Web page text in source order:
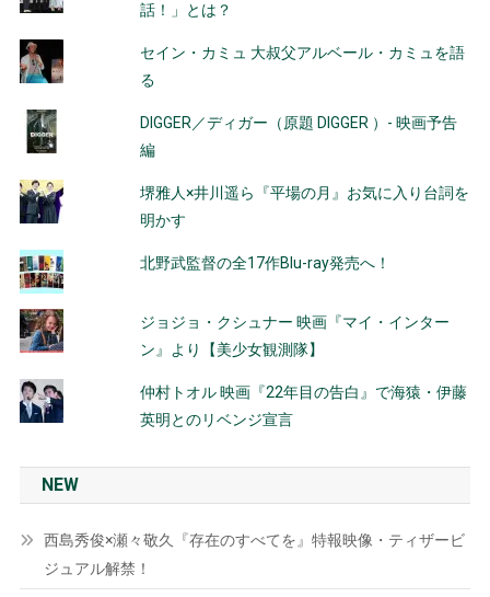
話！」とは？
セイン・カミュ 大叔父アルベール・カミュを語
る
DIGGER／ディガー（原題 DIGGER ）- 映画予告
編
堺雅人×井川遥ら『平場の月』お気に入り台詞を
明かす
北野武監督の全17作Blu-ray発売へ！
ジョジョ・クシュナー 映画『マイ・インター
ン』より【美少女観測隊】
仲村トオル 映画『22年目の告白』で海猿・伊藤
英明とのリベンジ宣言
NEW
西島秀俊×瀬々敬久『存在のすべてを』特報映像・ティザービ
ジュアル解禁！